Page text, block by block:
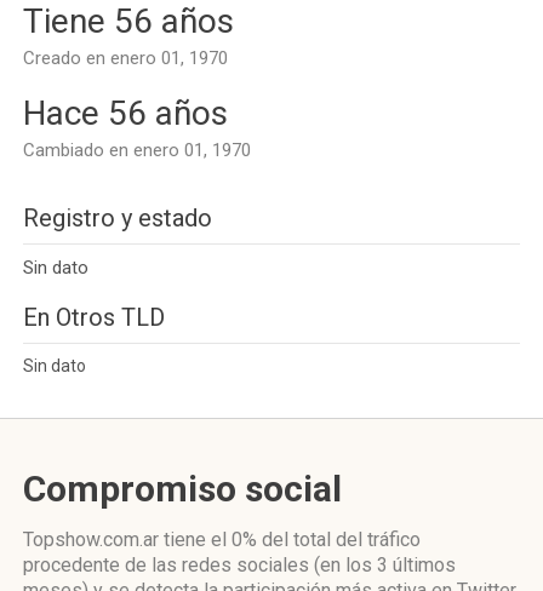
Tiene 56 años
Creado en enero 01, 1970
Hace 56 años
Cambiado en enero 01, 1970
Registro y estado
Sin dato
En Otros TLD
Sin dato
Compromiso social
Topshow.com.ar tiene el 0% del total del tráfico
procedente de las redes sociales (en los 3 últimos